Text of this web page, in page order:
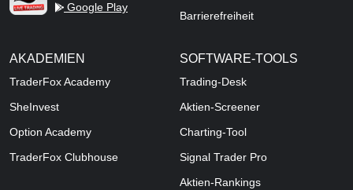
Google Play
Barrierefreiheit
AKADEMIEN
TraderFox Academy
SheInvest
Option Academy
TraderFox Clubhouse
SOFTWARE-TOOLS
Trading-Desk
Aktien-Screener
Charting-Tool
Signal Trader Pro
Aktien-Rankings